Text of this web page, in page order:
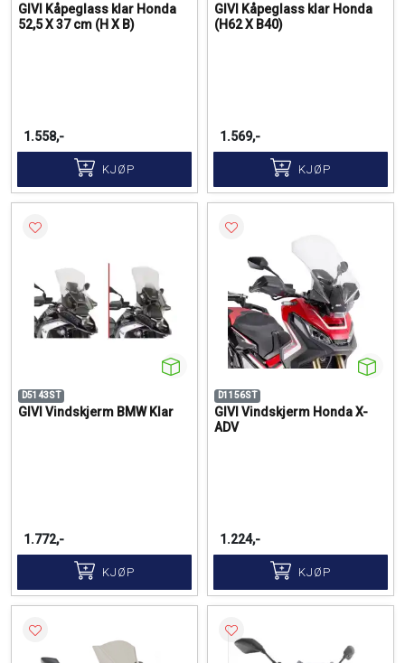
GIVI Kåpeglass klar Honda
52,5 X 37 cm (H X B)
1.558,-
KJØP
GIVI Kåpeglass klar Honda
(H62 X B40)
1.569,-
KJØP
D5143ST
GIVI Vindskjerm BMW Klar
1.772,-
KJØP
D1156ST
GIVI Vindskjerm Honda X-
ADV
1.224,-
KJØP